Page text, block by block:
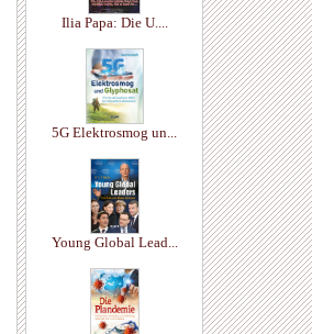
Ilia Papa: Die U....
5G Elektrosmog un...
Young Global Lead...